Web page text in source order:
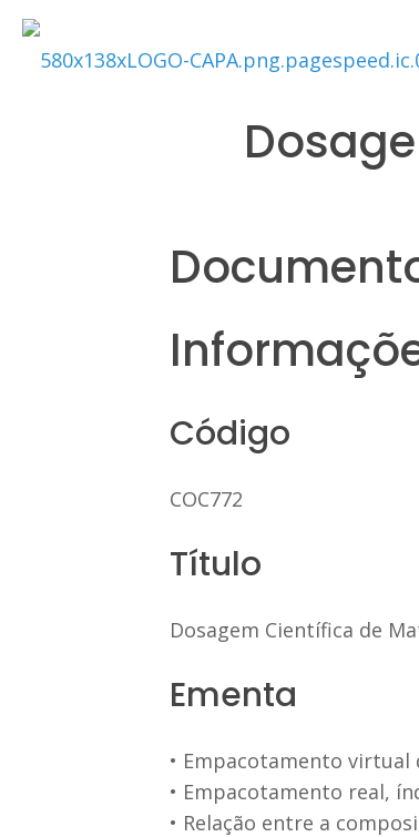
Código
COC772
Título
Dosagem Científica de
Ementa
• Empacotamento
• Empacotamento real,
• Relação entre a